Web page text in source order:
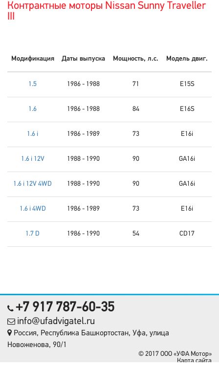
Контрактные моторы Nissan Sunny Traveller
III
Модификация Даты выпуска Мощность, л.с. Модель двиг.
1.5 1986 - 1988 71 E15S
1.6 1986 - 1988 84 E16S
1.6 i 1986 - 1989 73 E16i
1.6 i 12V 1988 - 1990 90 GA16i
1.6 i 12V 4WD 1988 - 1990 90 GA16i
1.6 i 4WD 1986 - 1989 73 E16i
1.7 D 1986 - 1990 54 CD17
+7 917 787-60-35
info@ufadvigatel.ru
Россия, Республика Башкортостан, Уфа, улица
Новоженова, 90/1
© 2017 OOO «УФА Мотор»
Карта сайта